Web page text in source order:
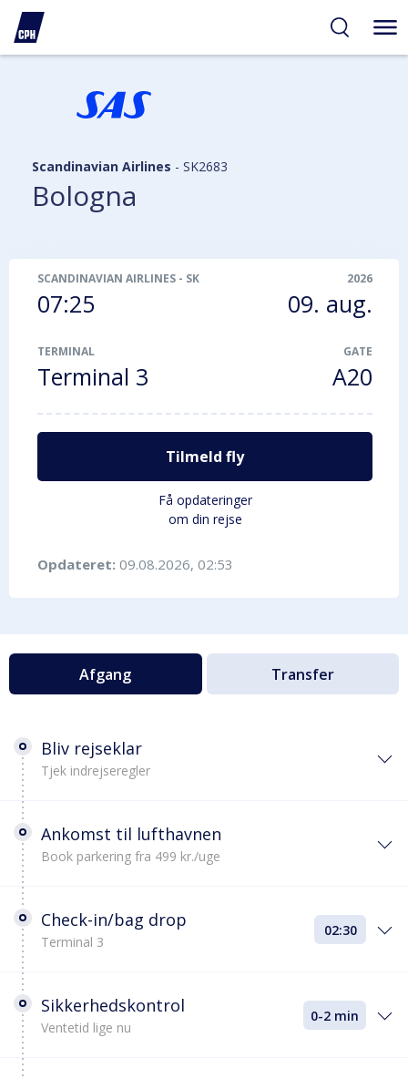
Scandinavian Airlines - SK2683
Bologna
SCANDINAVIAN AIRLINES - SK2683
07:25
2026
09. aug.
TERMINAL
Terminal 3
GATE
A20
Tilmeld fly
Få opdateringer
om din rejse
Opdateret: 09.08.2026, 02:53
Afgang Transfer
Bliv rejseklar
Tjek indrejseregler
Ankomst til lufthavnen
Book parkering fra 499 kr./uge
Check-in/bag drop
Terminal 3
02:30
Sikkerhedskontrol
Ventetid lige nu
0-2 min